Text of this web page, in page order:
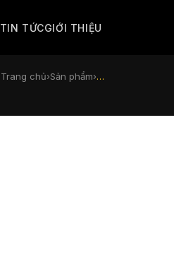
TIN TỨCGIỚI THIỆU
Trang chủ›Sản phẩm›…